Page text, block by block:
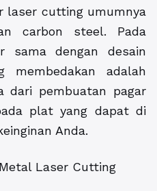
laser cutting umumnya
carbon steel. Pada
sama dengan desain
membedakan adalah
dari pembuatan pagar
plat yang dapat di
Anda.
Laser Cutting